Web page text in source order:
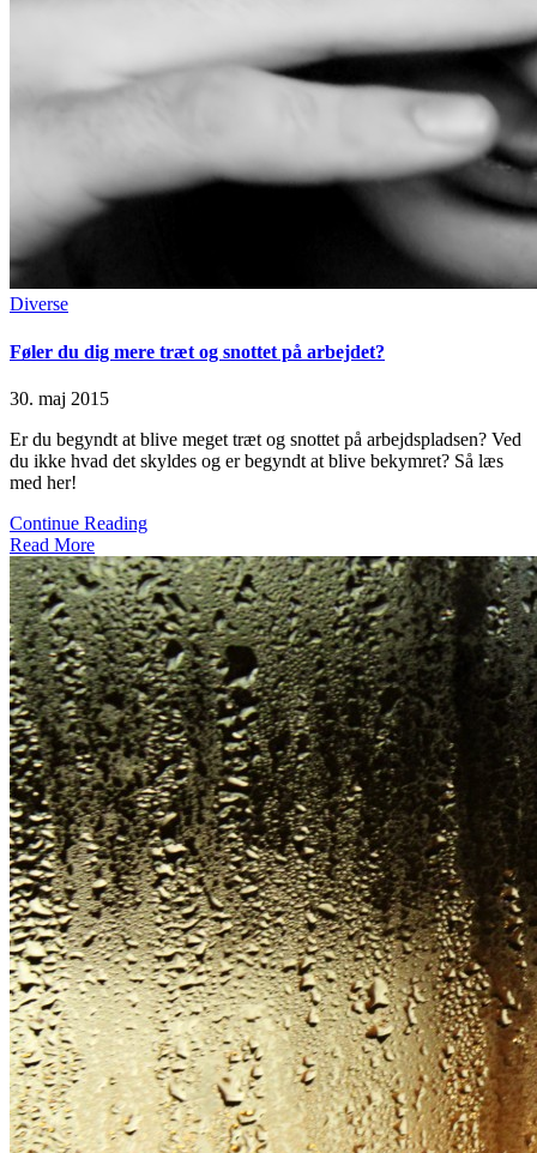
Posted
Diverse
Føler du dig mere træt og snottet på arbejdet?
30. maj 2015
Er du begyndt at blive meget træt og snottet på arbejdspladsen? Ved
du ikke hvad det skyldes og er begyndt at blive bekymret? Så læs
med her!
Continue Reading
Read More